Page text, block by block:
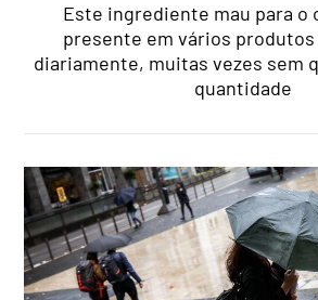
Este ingrediente mau para o
presente em vários
diariamente, muitas vezes sem
quantidade